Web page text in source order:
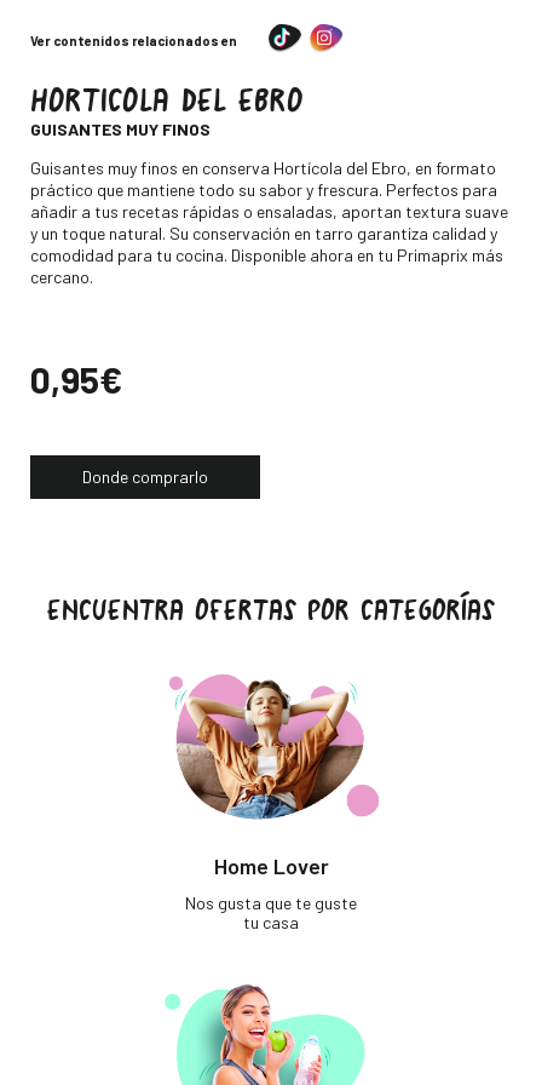
Ver contenidos relacionados en
HORTICOLA DEL EBRO
GUISANTES MUY FINOS
Descripción
Guisantes muy finos en conserva Hortícola del Ebro, en formato
práctico que mantiene todo su sabor y frescura. Perfectos para
añadir a tus recetas rápidas o ensaladas, aportan textura suave
y un toque natural. Su conservación en tarro garantiza calidad y
comodidad para tu cocina. Disponible ahora en tu Primaprix más
cercano.
Precio
0,95€
Donde comprarlo
ENCUENTRA OFERTAS POR CATEGORÍAS
Home Lover
Nos gusta que te guste
tu casa